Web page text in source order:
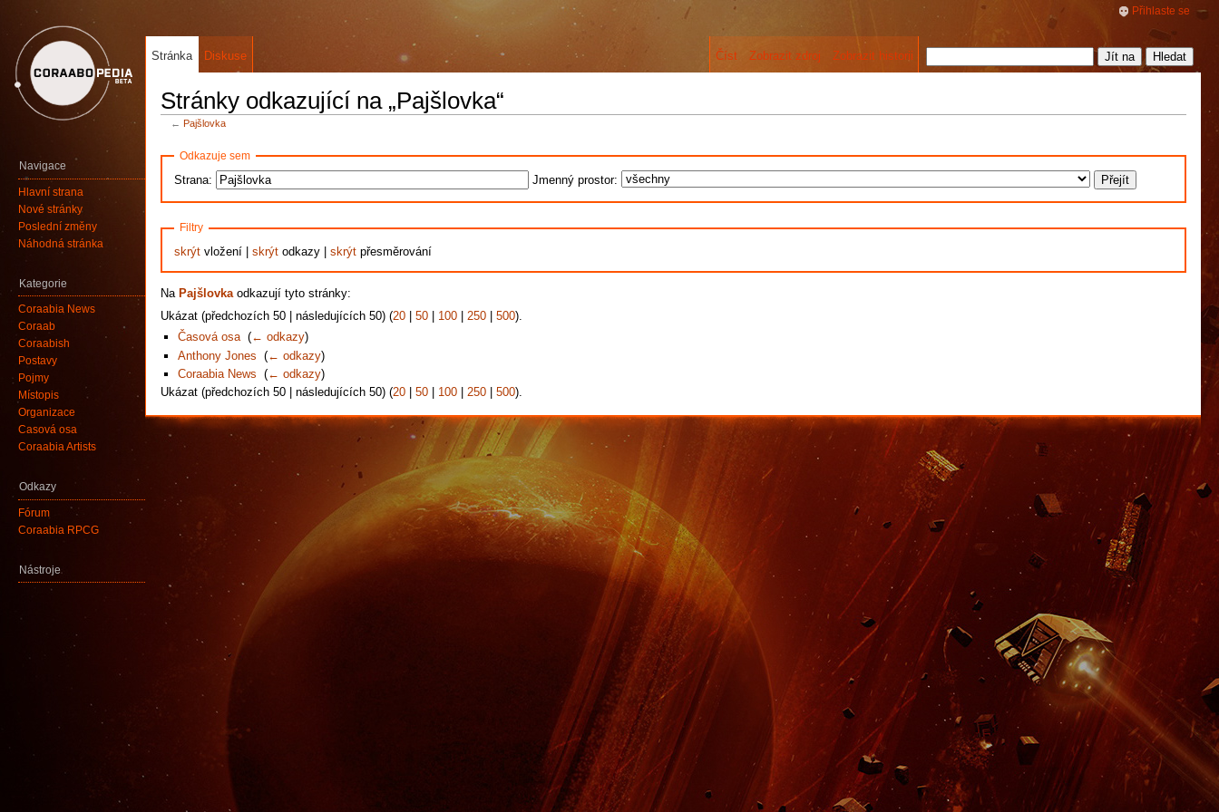
Stránky odkazující na „Pajšlovka“
← Pajšlovka
Odkazuje sem
Strana: Jmenný prostor:
Filtry
skrýtvložení | skrýtodkazy | skrýtpřesměrování
Na Pajšlovkaodkazují tyto stránky:
Ukázat (předchozích 50 | následujících 50) (20 50 100 250 500).
Časová osa‎(← odkazy)
Anthony Jones ‎(← odkazy)
Coraabia News ‎(← odkazy)
Ukázat (předchozích 50 | následujících 50) (20 50 100 250 500).
Přihlaste se
Stránka Diskuse Číst Zobrazit zdroj Zobrazit historii
Navigace
Hlavní strana
Nové stránky
Poslední změny
Náhodná stránka
Kategorie
Coraabia News
Coraab
Coraabish
Postavy
Pojmy
Místopis
Organizace
Časová osa
Coraabia Artists
Odkazy
Fórum
Coraabia RPCG
Nástroje